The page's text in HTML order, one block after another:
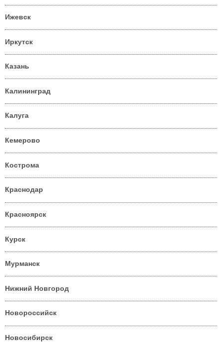
Ижевск
Иркутск
Казань
Калининград
Калуга
Кемерово
Кострома
Краснодар
Красноярск
Курск
Мурманск
Нижний Новгород
Новороссийск
Новосибирск